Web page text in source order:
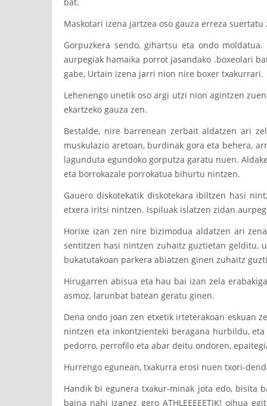
Maskotari izena jartzea oso gauza erreza
Gorpuzkera sendo, gihartsu eta ondo
aurpegiak hamaika porrot jasandako .boxeolari
gabe, Urtain izena jarri nion nire boxer txakurrari.
Lehenengo unetik oso argi utzi nion agintzen
ekartzeko gauza zen.
Bestalde, nire barrenean zerbait aldatzen ari
muskulazio aretoan, burdinak gora eta behera,
lagunduta egundoko gorputza garatu nuen.
eta borrokazale porrokatua bihurtu nintzen.
Gauero diskotekatik diskotekara ibiltzen hasi
etxera iritsi nintzen. Ispiluak islatzen zidan
Horixe izan zen nire bizimodua aldatzen ari
sentitzen hasi nintzen zuhaitz guztietan gelditu,
bukatutakoan parkera abiatzen ginen zuhaitz
Hirugarren abisua eta hau bai izan zela
asmoz, larunbat batean geratu ginen.
Dena ondo joan zen etxetik irteterakoan eskuan
nintzen eta inkontzienteki beragana hurbildu,
pedorro, perrofilo eta abar deitu ondoren,
Hurrengo egunean, txakurra erosi nuen txori-
Handik bi egunera txakur-minak jota edo, bisita
baina nahi izanez gero ATHLEEEEETIK! oihua